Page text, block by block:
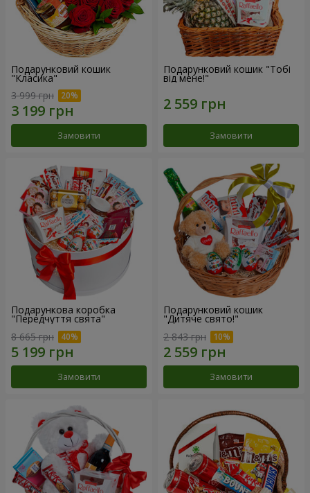
Подарунковий кошик
"Класика"
3 999 грн
Замовити
Подарунковий кошик "Тобі
від мене!"
Замовити
Подарункова коробка
"Передчуття свята"
8 665 грн
Замовити
Подарунковий кошик
"Дитяче свято!"
2 843 грн
Замовити